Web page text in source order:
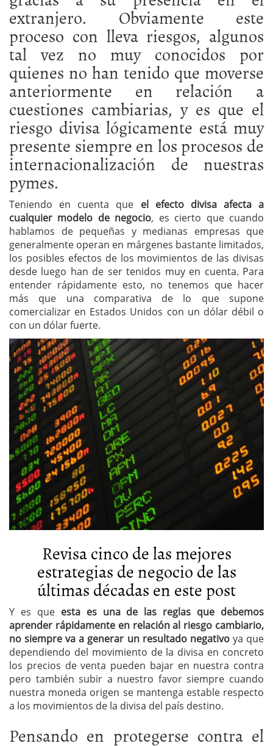
extranjero. Obviamente este
proceso con lleva riesgos, algunos
tal vez no muy conocidos por
quienes no han tenido que moverse
anteriormente en relación a
cuestiones cambiarias, y es que el
riesgo divisa lógicamente está muy
presente siempre en los procesos de
internacionalización de nuestras
pymes.
Teniendo en cuenta que el efecto divisa afecta a
cualquier modelo de negocio, es cierto que cuando
hablamos de pequeñas y medianas empresas que
generalmente operan en márgenes bastante limitados,
los posibles efectos de los movimientos de las divisas
desde luego han de ser tenidos muy en cuenta. Para
entender rápidamente esto, no tenemos que hacer
más que una comparativa de lo que supone
comercializar en Estados Unidos con un dólar débil o
con un dólar fuerte.
Revisa cinco de las mejores
estrategias de negocio de las
últimas décadas en este post
Y es que esta es una de las reglas que debemos
aprender rápidamente en relación al riesgo cambiario,
no siempre va a generar un resultado negativoya que
dependiendo del movimiento de la divisa en concreto
los precios de venta pueden bajar en nuestra contra
pero también subir a nuestro favor siempre cuando
nuestra moneda origen se mantenga estable respecto
a los movimientos de la divisa del país destino.
Pensando en protegerse contra el